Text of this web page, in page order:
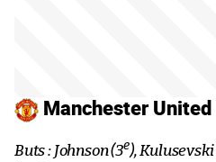
Manchester
Buts : Johnson (3e), Kulusevski